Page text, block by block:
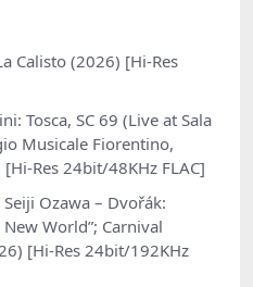
Calisto (2026) [Hi-Res
Tosca, SC 69 (Live at Sala
Musicale Fiorentino,
Res 24bit/48KHz FLAC]
Ozawa – Dvořák:
World”; Carnival
[Hi-Res 24bit/192KHz